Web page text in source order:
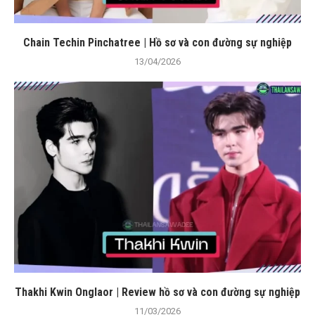
Chain Techin Pinchatree | Hồ sơ và con đường sự nghiệp
13/04/2026
Thakhi Kwin Onglaor | Review hồ sơ và con đường sự nghiệp
11/03/2026